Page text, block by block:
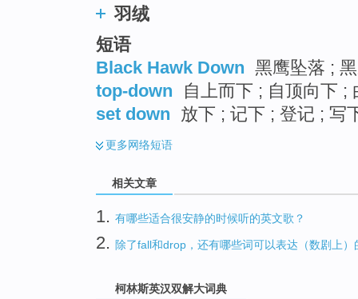
羽绒
短语
Black Hawk Down 黑鹰坠落 ;
top-down
自上而下 ; 自顶向下 ;
set down 放下 ; 记下 ; 登记 ; 写
更多网络短语
相关文章
1. 有哪些适合很安静的时候听的英文歌？
2. 除了fall和drop，还有哪些词可以表达（数剧上）
柯林斯英汉双解大词典